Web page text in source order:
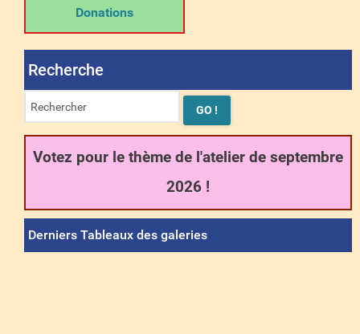
Donations
Recherche
Votez pour le thème de l'atelier de septembre
2026 !
Derniers Tableaux des galeries